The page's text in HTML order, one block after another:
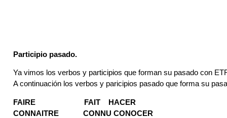
Participio pasado.
Ya vimos los verbos y participios que forman su pasado con
A continuación los verbos y paricipios pasado que forma su
FAIRE FAIT HACER
CONNAITRE CONNU CONOCER